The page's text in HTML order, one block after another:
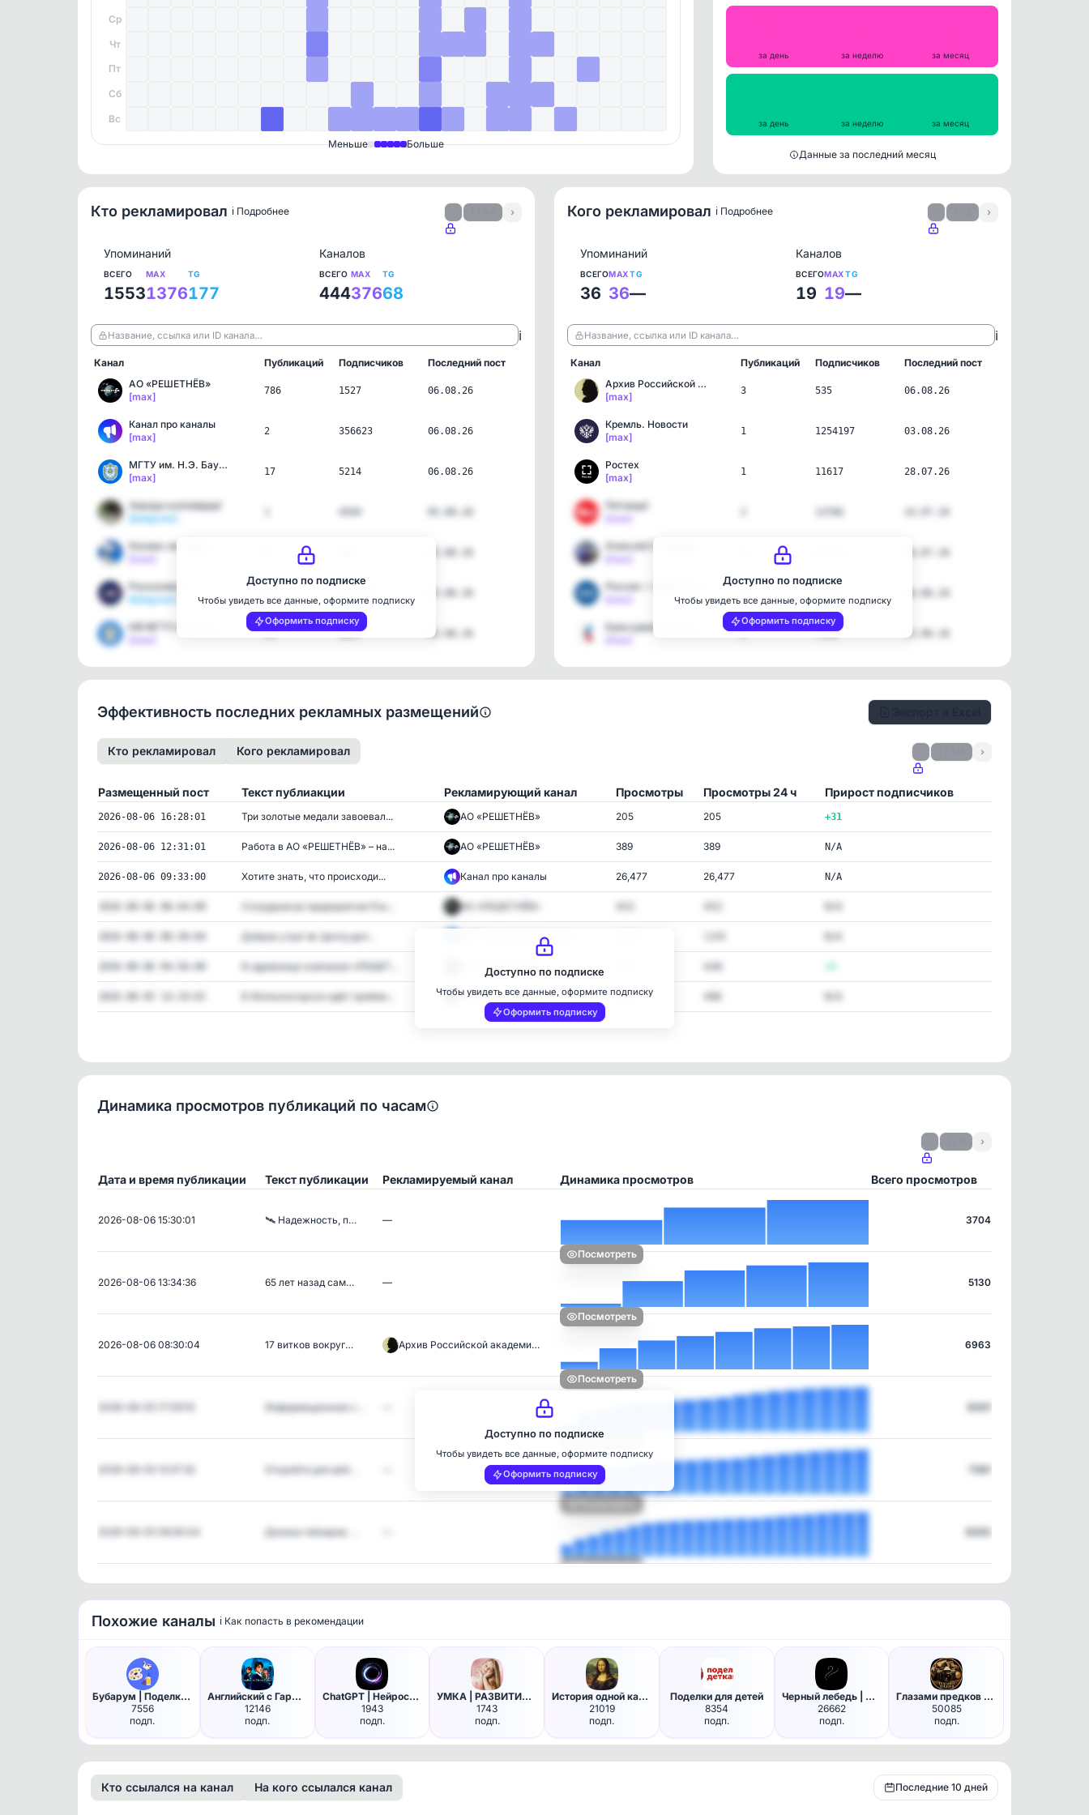
Ср
Чт
Пт
Сб
Вс
Меньше Больше
за день за неделю за месяц
за день за неделю за месяц
Данные за последний месяц
Кто рекламировал ℹ️ Подробнее ›
Упоминаний
ВСЕГО
1553
MAX
1376
TG
177
Каналов
ВСЕГО
444
MAX
376
TG
68
Название, ссылка или ID канала… ℹ️
Канал Публикаций Подписчиков
Последний пост
АО «РЕШЕТНЁВ»
[max]
786 1527 06.08.26
Канал про каналы
[max]
2 356623 06.08.26
МГТУ им. Н.Э. Баумана
[max]
17 5214 06.08.26
Заводи коллайдер!
[telegram]
Космос на связи
Роскосмос
[telegram]
13 1097 05.08.26
Доступно по подписке
Чтобы увидеть все данные, оформите подписку
Оформить подписку
Кого рекламировал ℹ️ Подробнее ›
Упоминаний
ВСЕГО
36
MAX
36
TG
—
Каналов
ВСЕГО
19
MAX
19
TG
—
Название, ссылка или ID канала… ℹ️
Канал Публикаций Подписчиков
Последний пост
Архив Российской академи…
[max]
3 535 06.08.26
Кремль. Новости
[max]
1 1254197 03.08.26
Ростех
[max]
1 11617 28.07.26
Пятница!
Алексей Столяров
2 7330 23.06.26
Доступно по подписке
Чтобы увидеть все данные, оформите подписку
Оформить подписку
Эффективность последних рекламных размещений
Кто рекламировал Кого рекламировал ›
Размещенный пост Текст публиакции Рекламирующий канал Просмотры Просмотры 24 ч Прирост подписчиков
2026-08-06 16:28:01 Три золотые медали завоевал... АО «РЕШЕТНЁВ» 205 205 +31
2026-08-06 12:31:01 Работа в АО «РЕШЕТНЁВ» – на... АО «РЕШЕТНЁВ» 389 389 N/A
2026-08-06 09:33:00 Хотите знать, что происходи... Канал про каналы 26,477 26,477 N/A
Сотрудников предприятия Рос... АО «РЕШЕТНЁВ»
Доброе утро! 🔥 Центр доп... МГТУ им. Н.Э. Баумана
В здравнице компании «РЕШЕТ... АО «РЕШЕТНЁВ»
В Железногорске идёт приёмк... АО «РЕШЕТНЁВ» 515
Доступно по подписке
Чтобы увидеть все данные, оформите подписку
Оформить подписку
Динамика просмотров публикаций по часам
›
Дата и время публикации Текст публикации Рекламируемый канал Динамика просмотров Всего просмотров
2026-08-06 15:30:01 🛰️ Надежность, п… —
Посмотреть
3704
2026-08-06 13:34:36 65 лет назад сам… —
Посмотреть
5130
2026-08-06 08:30:04 17 витков вокруг… Архив Российской академи…
Посмотреть
6963
Информационное с…
Посмотреть
8301
Откройте для реб…
Посмотреть
7361
Долина гейзеров …
Посмотреть
8353
Доступно по подписке
Чтобы увидеть все данные, оформите подписку
Оформить подписку
Похожие каналы ℹ️ Как попасть в рекомендации
Бубарум | Поделки Оригами Раз…
7556
подп.
Английский с Гарри 🪄
12146
подп.
ChatGPT | Нейросети в Max 🧑‍💻
1943
подп.
УМКА | РАЗВИТИЕ ДОШКОЛЬНИКОВ
1743
подп.
История одной картины | Искус…
21019
подп.
Поделки для детей
8354
подп.
Черный лебедь | Саморазвитие …
26662
подп.
Глазами предков | Фото
50085
подп.
Кто ссылался на канал На кого ссылался канал Последние 10 дней